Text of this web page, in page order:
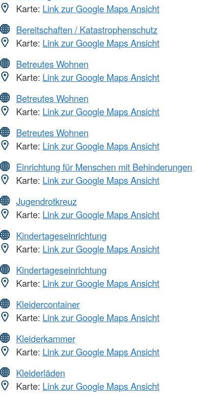
Karte: Link zur Google Maps Ansicht
Bereitschaften / Katastrophenschutz
Karte: Link zur Google Maps Ansicht
Betreutes Wohnen
Karte: Link zur Google Maps Ansicht
Betreutes Wohnen
Karte: Link zur Google Maps Ansicht
Betreutes Wohnen
Karte: Link zur Google Maps Ansicht
Einrichtung für Menschen mit Behinderungen
Karte: Link zur Google Maps Ansicht
Jugendrotkreuz
Karte: Link zur Google Maps Ansicht
Kindertageseinrichtung
Karte: Link zur Google Maps Ansicht
Kindertageseinrichtung
Karte: Link zur Google Maps Ansicht
Kleidercontainer
Karte: Link zur Google Maps Ansicht
Kleiderkammer
Karte: Link zur Google Maps Ansicht
Kleiderläden
Karte: Link zur Google Maps Ansicht